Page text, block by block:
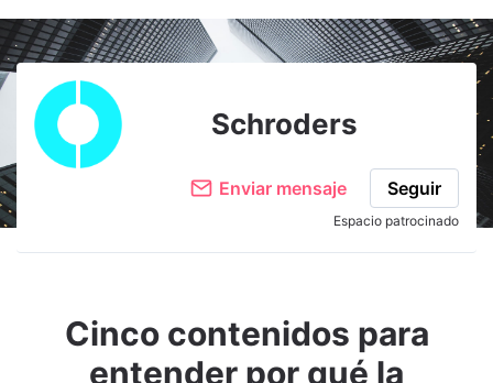
Schroders
Enviar mensaje Seguir
Espacio patrocinado
Cinco contenidos para
entender por qué la